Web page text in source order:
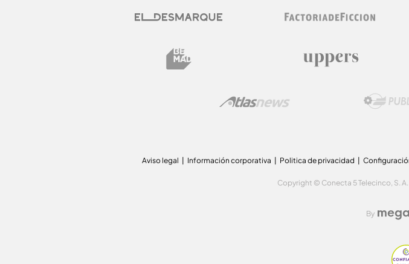
Aviso legal Información corporativa Politica de privacidad
Copyright © Conecta 5 Telecinco, S.
By